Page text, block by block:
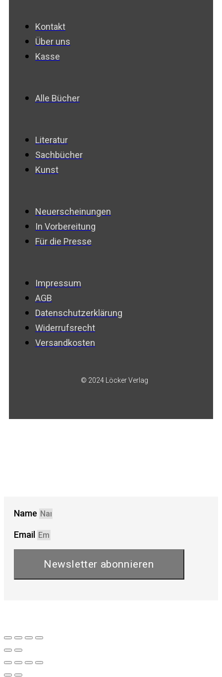
Kontakt
Über uns
Kasse
Alle Bücher
Literatur
Sachbücher
Kunst
Neuerscheinungen
In Vorbereitung
Für die Presse
Impressum
AGB
Datenschutzerklärung
Widerrufsrecht
Versandkosten
© 2024 Löcker Verlag
Name
Email
Newsletter abonnieren